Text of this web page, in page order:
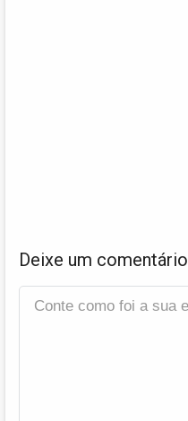
Deixe um comentário